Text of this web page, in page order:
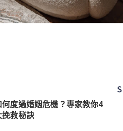
何度過婚姻危機？專家教你4
挽救秘訣